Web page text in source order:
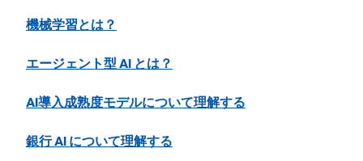
機械学習とは？
エージェント型 AI とは？
AI導入成熟度モデルについて理解する
銀行 AI について理解する